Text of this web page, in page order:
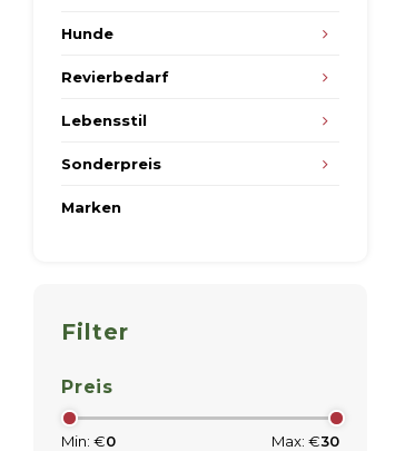
Hunde
Revierbedarf
Lebensstil
Sonderpreis
Marken
Filter
Preis
Min: €0 Max: €30